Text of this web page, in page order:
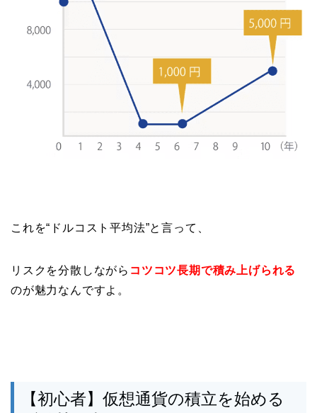
これを“ドルコスト平均法”と言って、
リスクを分散しながら コツコツ長期で積み上げられる
のが魅力なんですよ。
【初心者】仮想通貨の積立を始める